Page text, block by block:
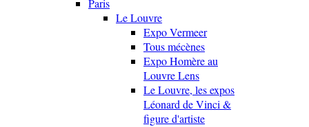
Paris
Le Louvre
Expo Vermeer
Tous mécènes
Expo Homère au
Louvre Lens
Le Louvre, les expos
Léonard de Vinci &
figure d'artiste